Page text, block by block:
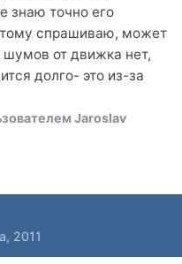
знаю точно его
спрашиваю, может
шумов от движка нет,
долго- это из-за
Jaroslav
2011